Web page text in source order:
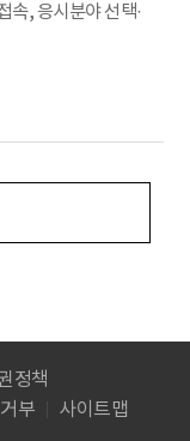
, 응시분야 선택·
정책
부
사이트맵